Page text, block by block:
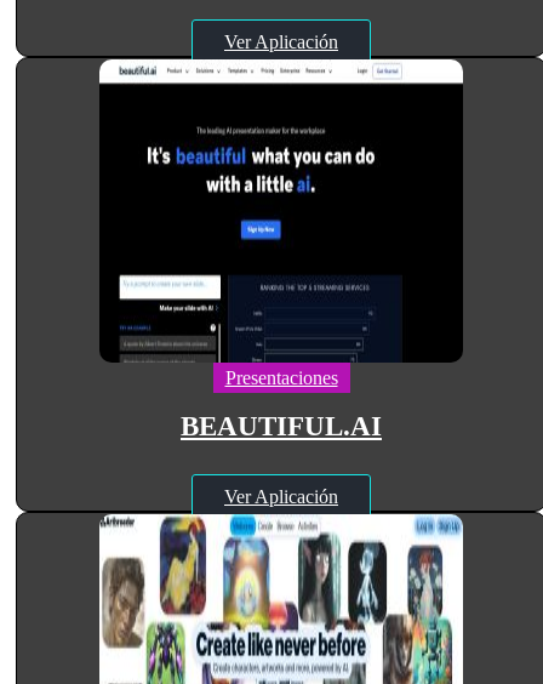
Ver Aplicación
Presentaciones
BEAUTIFUL.AI
Ver Aplicación